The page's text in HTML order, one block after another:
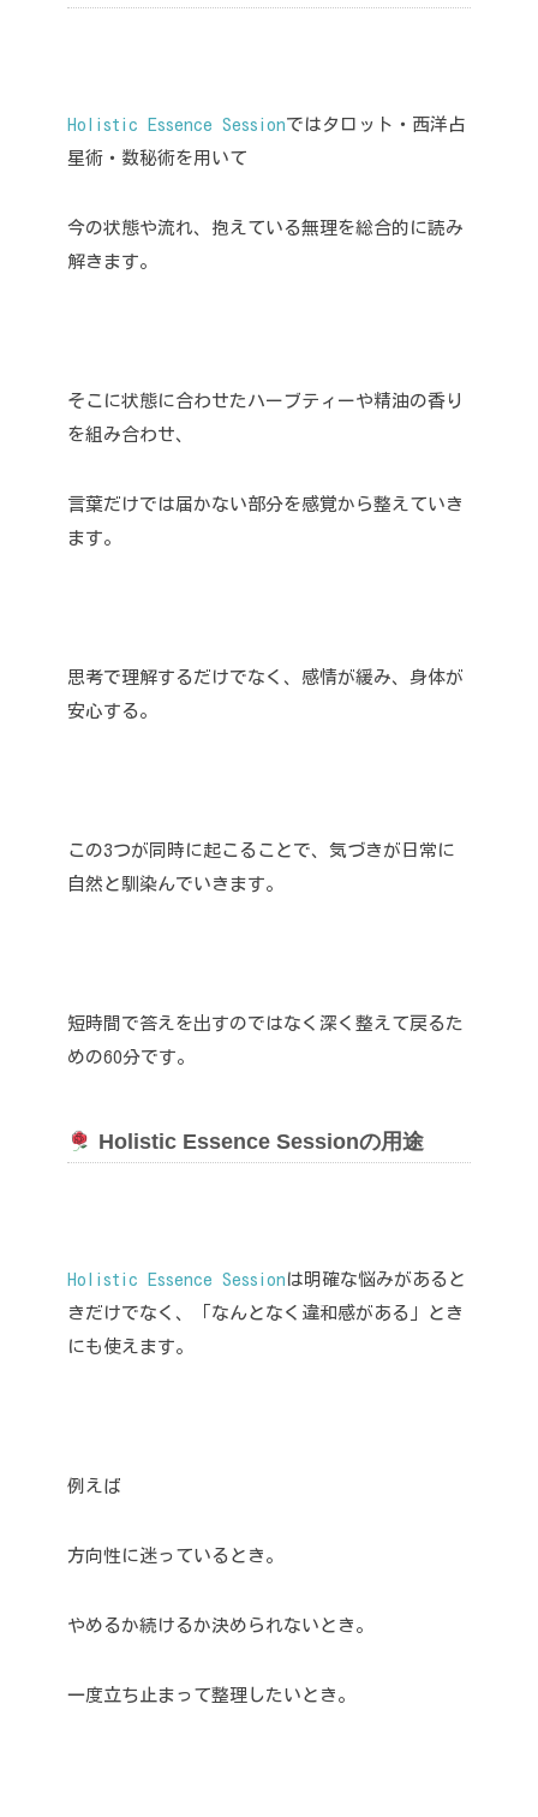
Holistic Essence Sessionではタロット・西洋占
星術・数秘術を用いて
今の状態や流れ、抱えている無理を総合的に読み
解きます。
そこに状態に合わせたハーブティーや精油の香り
を組み合わせ、
言葉だけでは届かない部分を感覚から整えていき
ます。
思考で理解するだけでなく、感情が緩み、身体が
安心する。
この3つが同時に起こることで、気づきが日常に
自然と馴染んでいきます。
短時間で答えを出すのではなく深く整えて戻るた
めの60分です。
Holistic Essence Sessionの用途
Holistic Essence Session は明確な悩みがあると
きだけでなく、「なんとなく違和感がある」とき
にも使えます。
例えば
方向性に迷っているとき。
やめるか続けるか決められないとき。
一度立ち止まって整理したいとき。